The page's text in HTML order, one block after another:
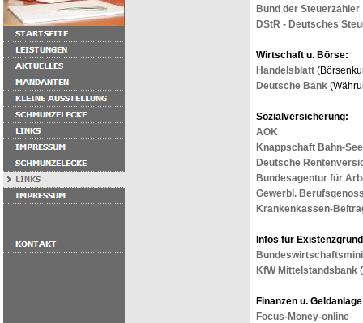
Bund der Steuerzahler
DStR - Deutsches
Wirtschaft u. Börse:
Handelsblatt
Deutsche Bank
Sozialversicherung:
AOK
Knappschaft Bahn-
Deutsche
Bundesagentur für
Gewerbl.
Krankenkassen-
Infos für
KfW Mittelstandsbank
Finanzen u.
Focus-Money-online